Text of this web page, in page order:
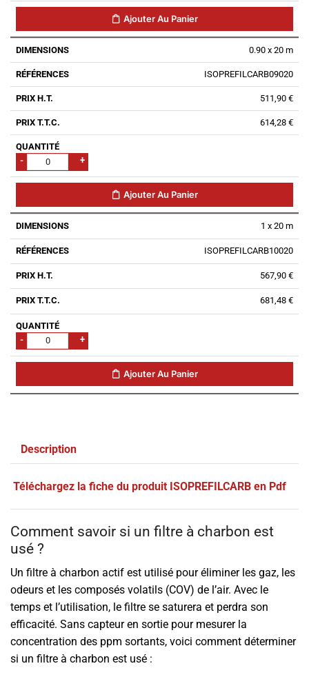
Ajouter Au Panier
0.90 x 20 m
ISOPREFILCARB09020
511,90 €
614,28 €
- +
Ajouter Au Panier
1 x 20 m
ISOPREFILCARB10020
567,90 €
681,48 €
- +
Ajouter Au Panier
Description
Téléchargez la fiche du produit ISOPREFILCARB en Pdf
Comment savoir si un filtre à charbon est
usé ?
Un filtre à charbon actif est utilisé pour éliminer les gaz, les
odeurs et les composés volatils (COV) de l’air. Avec le
temps et l’utilisation, le filtre se saturera et perdra son
efficacité. Sans capteur en sortie pour mesurer la
concentration des ppm sortants, voici comment déterminer
si un filtre à charbon est usé :